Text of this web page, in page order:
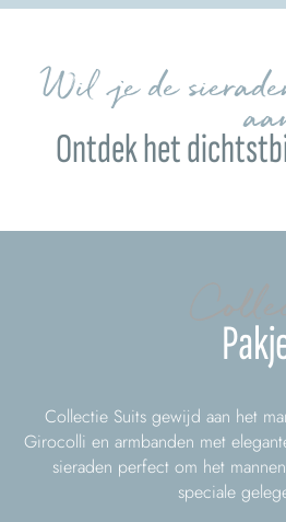
Wil je de
Ontdek het
Collectie Suits gewijd aan het
Girocolli en armbanden met
sieraden perfect om het
speciale